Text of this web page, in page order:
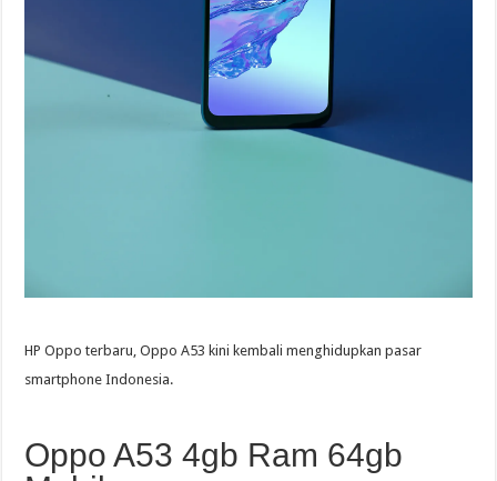
HP Oppo terbaru, Oppo A53 kini kembali menghidupkan pasar
smartphone Indonesia.
Oppo A53 4gb Ram 64gb